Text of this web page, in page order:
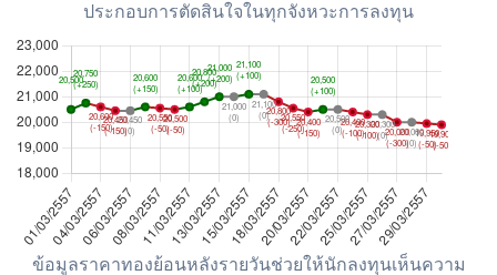
ประกอบการตัดสินใจในทุกจังหวะการลงทุน
ข้อมูลราคาทองย้อนหลังรายวันช่วยให้นักลงทุนเห็นความ